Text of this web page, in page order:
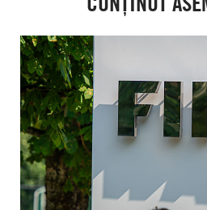
FIFA:
Criza
instituțională
arată
necesitatea
urgentă
a
unor
reforme